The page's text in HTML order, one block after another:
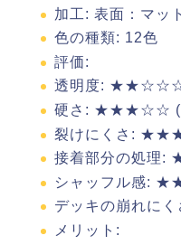
加工: 表面：マッ
色の種類: 12色
評価:
透明度:
硬さ: ★★★☆☆
裂けにくさ:
接着部分の処
シャッフル感:
デッキの崩れ
メリット: